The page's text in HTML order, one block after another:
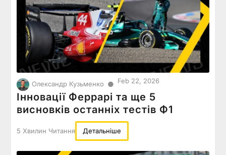
Олександр Кузьменко ● Feb 22, 2026
Інновації Феррарі та ще 5
висновків останніх тестів Ф1
5 Хвилин Читання Детальніше